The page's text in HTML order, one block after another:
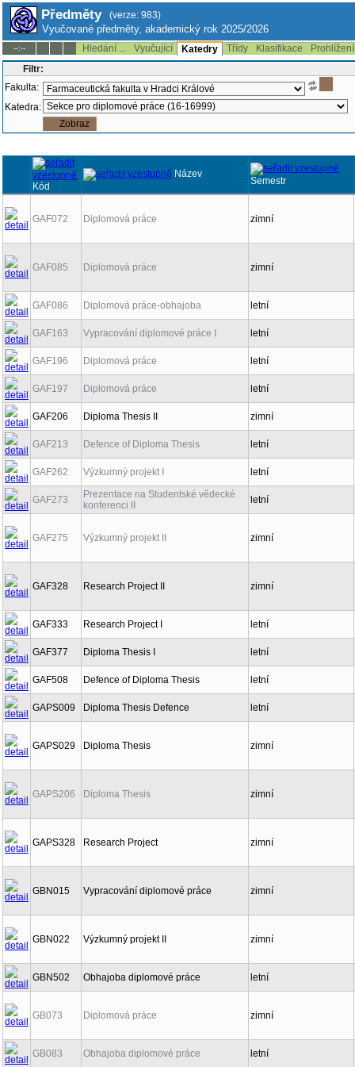
Předměty (verze: 983)
Vyučované předměty, akademický rok 2025/2026
--:-- Hledání ... Vyučující Katedry Třídy Klasifikace
Filtr:
Fakulta:
Katedra:
Kód
Název
Semestr
GAF072 Diplomová práce zimní
GAF085 Diplomová práce zimní
GAF086 Diplomová práce-obhajoba letní
GAF163 Vypracování diplomové práce I letní
GAF196 Diplomová práce letní
GAF197 Diplomová práce letní
GAF206 Diploma Thesis II zimní
GAF213 Defence of Diploma Thesis letní
GAF262 Výzkumný projekt I letní
GAF273
Prezentace na Studentské vědecké
konferenci II
letní
GAF275 Výzkumný projekt II zimní
GAF328 Research Project II zimní
GAF333 Research Project I letní
GAF377 Diploma Thesis I letní
GAF508 Defence of Diploma Thesis letní
GAPS009 Diploma Thesis Defence letní
GAPS029 Diploma Thesis zimní
GAPS206 Diploma Thesis zimní
GAPS328 Research Project zimní
GBN015 Vypracování diplomové práce zimní
GBN022 Výzkumný projekt II zimní
GBN502 Obhajoba diplomové práce letní
GB073 Diplomová práce zimní
GB083 Obhajoba diplomové práce letní